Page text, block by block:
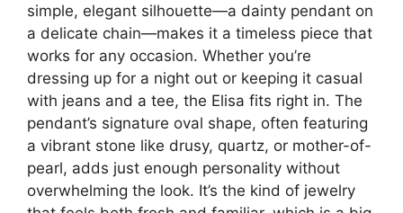
simple, elegant silhouette—a dainty pendant on
a delicate chain—makes it a timeless piece that
works for any occasion. Whether you’re
dressing up for a night out or keeping it casual
with jeans and a tee, the Elisa fits right in. The
pendant’s signature oval shape, often featuring
a vibrant stone like drusy, quartz, or mother-of-
pearl, adds just enough personality without
overwhelming the look. It’s the kind of jewelry